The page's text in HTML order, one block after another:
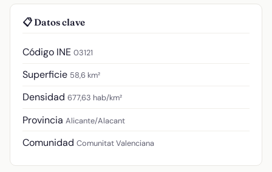
📋 Datos clave
Código INE 03121
Superficie 58,6 km²
Densidad 677,63 hab/km²
Provincia Alicante/Alacant
Comunidad Comunitat Valenciana